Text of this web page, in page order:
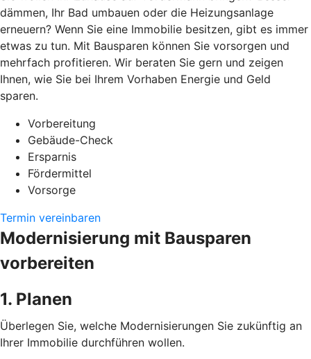
dämmen, Ihr Bad umbauen oder die Heizungsanlage
erneuern? Wenn Sie eine Immobilie besitzen, gibt es immer
etwas zu tun. Mit Bausparen können Sie vorsorgen und
mehrfach profitieren. Wir beraten Sie gern und zeigen
Ihnen, wie Sie bei Ihrem Vorhaben Energie und Geld
sparen.
Vorbereitung
Gebäude-Check
Ersparnis
Fördermittel
Vorsorge
Termin vereinbaren
Modernisierung mit Bausparen
vorbereiten
1. Planen
Überlegen Sie, welche Modernisierungen Sie zukünftig an
Ihrer Immobilie durchführen wollen.